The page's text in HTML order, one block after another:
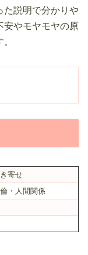
た説明で分かりや
安やモヤモヤの原
寄せ
・人間関係